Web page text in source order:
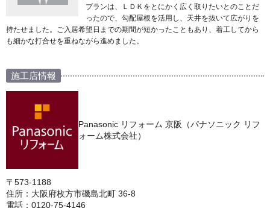
プランは、ＬＤＫをとにかく広く取りたいとのことだ
ったので、勾配屋根を活用し、天井を抜いて広がりを
持たせました。ご入居希望日までの期間が短かったこともあり、着工してから
も細かな打合せを重ねながら進めました。
施工店情報
Panasonic リフォーム 京阪（パナソニック リフ
ォーム株式会社）
〒573-1188
住所：大阪府枚方市磯島北町 36-8
電話：0120-75-4146